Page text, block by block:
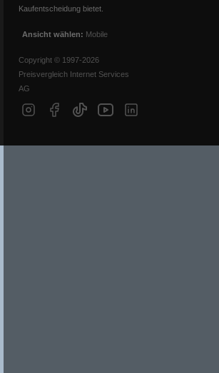
Kaufentscheidung bietet.
Ansicht wählen: Mobile
Copyright © 1997-2026
Preisvergleich Internet Services
AG